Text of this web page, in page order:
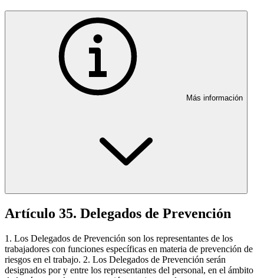
Más información
Artículo 35. Delegados de Prevención
1. Los Delegados de Prevención son los representantes de los
trabajadores con funciones específicas en materia de prevención de
riesgos en el trabajo. 2. Los Delegados de Prevención serán
designados por y entre los representantes del personal, en el ámbito